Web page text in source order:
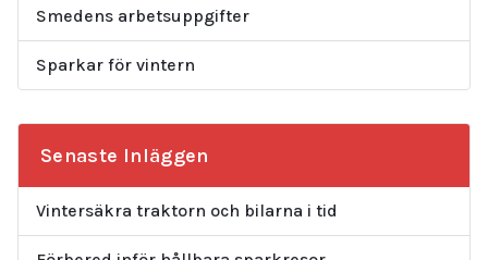
Smedens arbetsuppgifter
Sparkar för vintern
Senaste Inläggen
Vintersäkra traktorn och bilarna i tid